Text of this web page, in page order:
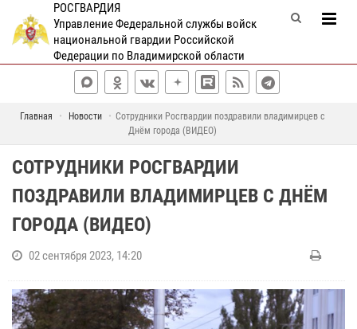
РОСГВАРДИЯ
Управление Федеральной службы войск
национальной гвардии Российской
Федерации по Владимирской области
Главная Новости
Сотрудники Росгвардии поздравили владимирцев с
Днём города (ВИДЕО)
СОТРУДНИКИ РОСГВАРДИИ
ПОЗДРАВИЛИ ВЛАДИМИРЦЕВ С ДНЁМ
ГОРОДА (ВИДЕО)
02 сентября 2023, 14:20